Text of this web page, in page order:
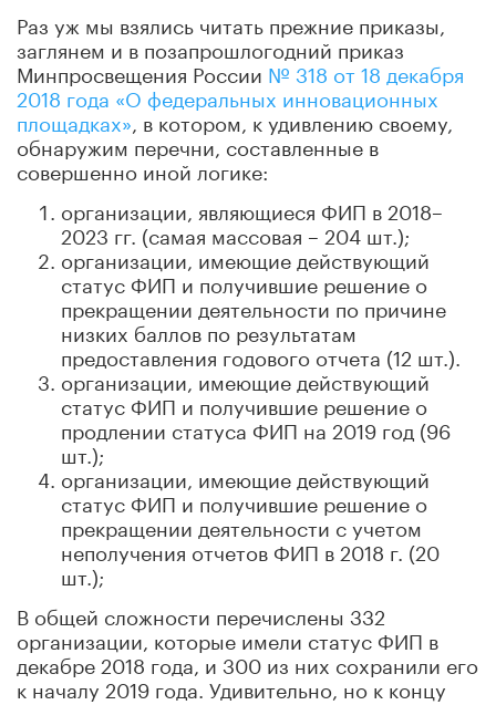
Раз уж мы взялись читать прежние приказы,
заглянем и в позапрошлогодний приказ
Минпросвещения России № 318 от 18 декабря
2018 года «О федеральных инновационных
площадках» , в котором, к удивлению своему,
обнаружим перечни, составленные в
совершенно иной логике:
организации, являющиеся ФИП в 2018–
2023 гг. (самая массовая – 204 шт.);
организации, имеющие действующий
статус ФИП и получившие решение о
прекращении деятельности по причине
низких баллов по результатам
предоставления годового отчета (12 шт.).
организации, имеющие действующий
статус ФИП и получившие решение о
продлении статуса ФИП на 2019 год (96
шт.);
организации, имеющие действующий
статус ФИП и получившие решение о
прекращении деятельности с учетом
неполучения отчетов ФИП в 2018 г. (20
шт.);
В общей сложности перечислены 332
организации, которые имели статус ФИП в
декабре 2018 года, и 300 из них сохранили его
к началу 2019 года. Удивительно, но к концу